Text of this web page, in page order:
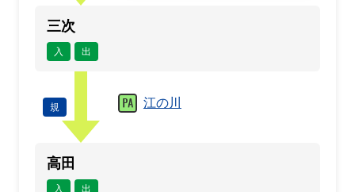
三次
入 出
規 江の川
高田
入 出